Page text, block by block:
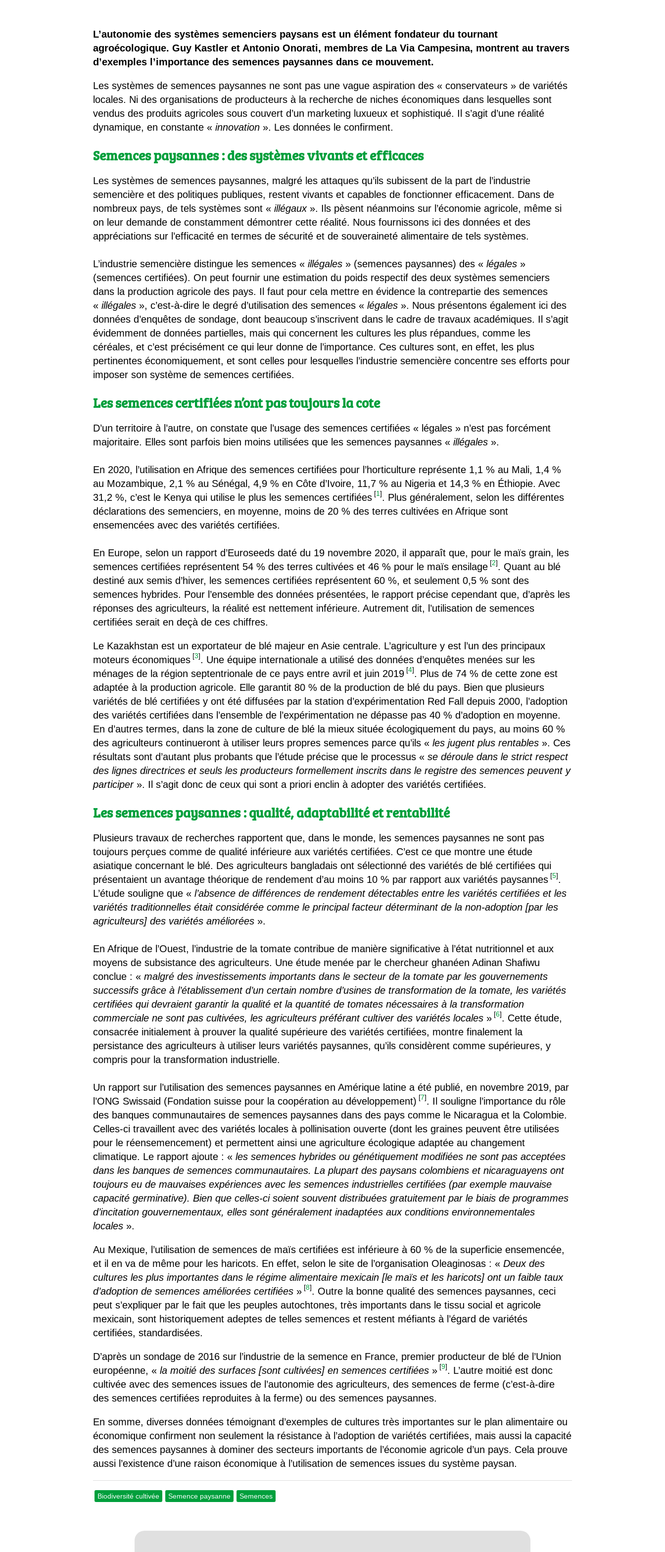
Il y a semence…. et semence
Quels sont les avantages et les inconvénients des OGM ?
L’autonomie des systèmes semenciers paysans est un élément fondateur du tournant
agroécologique. Guy Kastler et Antonio Onorati, membres de La Via Campesina, montrent au travers
d’exemples l’importance des semences paysannes dans ce mouvement.
Les systèmes de semences paysannes ne sont pas une vague aspiration des « conservateurs » de variétés
locales. Ni des organisations de producteurs à la recherche de niches économiques dans lesquelles sont
vendus des produits agricoles sous couvert d’un marketing luxueux et sophistiqué. Il s’agit d’une réalité
dynamique, en constante «innovation ». Les données le confirment.
Semences paysannes : des systèmes vivants et efficaces
Les systèmes de semences paysannes, malgré les attaques qu’ils subissent de la part de l’industrie
semencière et des politiques publiques, restent vivants et capables de fonctionner efficacement. Dans de
nombreux pays, de tels systèmes sont «illégaux». Ils pèsent néanmoins sur l’économie agricole, même si
on leur demande de constamment démontrer cette réalité. Nous fournissons ici des données et des
appréciations sur l’efficacité en termes de sécurité et de souveraineté alimentaire de tels systèmes.
L’industrie semencière distingue les semences «illégales » (semences paysannes) des «légales »
(semences certifiées). On peut fournir une estimation du poids respectif des deux systèmes semenciers
dans la production agricole des pays. Il faut pour cela mettre en évidence la contrepartie des semences
«illégales », c’est-à-dire le degré d’utilisation des semences «légales ». Nous présentons également ici des
données d’enquêtes de sondage, dont beaucoup s’inscrivent dans le cadre de travaux académiques. Il s’agit
évidemment de données partielles, mais qui concernent les cultures les plus répandues, comme les
céréales, et c’est précisément ce qui leur donne de l’importance. Ces cultures sont, en effet, les plus
pertinentes économiquement, et sont celles pour lesquelles l’industrie semencière concentre ses efforts pour
imposer son système de semences certifiées.
Les semences certifiées n’ont pas toujours la cote
D’un territoire à l’autre, on constate que l’usage des semences certifiées « légales » n’est pas forcément
majoritaire. Elles sont parfois bien moins utilisées que les semences paysannes «illégales ».
En 2020, l’utilisation en Afrique des semences certifiées pour l’horticulture représente 1,1 % au Mali, 1,4 %
au Mozambique, 2,1 % au Sénégal, 4,9 % en Côte d’Ivoire, 11,7 % au Nigeria et 14,3 % en Éthiopie. Avec
31,2 %, c’est le Kenya qui utilise le plus les semences certifiées [1]. Plus généralement, selon les différentes
déclarations des semenciers, en moyenne, moins de 20 % des terres cultivées en Afrique sont
ensemencées avec des variétés certifiées.
En Europe, selon un rapport d’Euroseeds daté du 19 novembre 2020, il apparaît que, pour le maïs grain, les
semences certifiées représentent 54 % des terres cultivées et 46 % pour le maïs ensilage [2]. Quant au blé
destiné aux semis d’hiver, les semences certifiées représentent 60 %, et seulement 0,5 % sont des
semences hybrides. Pour l’ensemble des données présentées, le rapport précise cependant que, d’après les
réponses des agriculteurs, la réalité est nettement inférieure. Autrement dit, l’utilisation de semences
certifiées serait en deçà de ces chiffres.
Le Kazakhstan est un exportateur de blé majeur en Asie centrale. L’agriculture y est l’un des principaux
moteurs économiques [3]. Une équipe internationale a utilisé des données d’enquêtes menées sur les
ménages de la région septentrionale de ce pays entre avril et juin 2019 [4]. Plus de 74 % de cette zone est
adaptée à la production agricole. Elle garantit 80 % de la production de blé du pays. Bien que plusieurs
variétés de blé certifiées y ont été diffusées par la station d’expérimentation Red Fall depuis 2000, l’adoption
des variétés certifiées dans l’ensemble de l’expérimentation ne dépasse pas 40 % d’adoption en moyenne.
En d’autres termes, dans la zone de culture de blé la mieux située écologiquement du pays, au moins 60 %
des agriculteurs continueront à utiliser leurs propres semences parce qu’ils «les jugent plus rentables ». Ces
résultats sont d’autant plus probants que l’étude précise que le processus «se déroule dans le strict respect
des lignes directrices et seuls les producteurs formellement inscrits dans le registre des semences peuvent y
participer». Il s’agit donc de ceux qui sont a priori enclin à adopter des variétés certifiées.
Les semences paysannes : qualité, adaptabilité et rentabilité
Plusieurs travaux de recherches rapportent que, dans le monde, les semences paysannes ne sont pas
toujours perçues comme de qualité inférieure aux variétés certifiées. C’est ce que montre une étude
asiatique concernant le blé. Des agriculteurs bangladais ont sélectionné des variétés de blé certifiées qui
présentaient un avantage théorique de rendement d’au moins 10 % par rapport aux variétés paysannes [5].
L’étude souligne que «l’absence de différences de rendement détectables entre les variétés certifiées et les
variétés traditionnelles était considérée comme le principal facteur déterminant de la non-adoption [par les
agriculteurs] des variétés améliorées ».
En Afrique de l’Ouest, l’industrie de la tomate contribue de manière significative à l’état nutritionnel et aux
moyens de subsistance des agriculteurs. Une étude menée par le chercheur ghanéen Adinan Shafiwu
conclue : «malgré des investissements importants dans le secteur de la tomate par les gouvernements
successifs grâce à l’établissement d’un certain nombre d’usines de transformation de la tomate, les variétés
certifiées qui devraient garantir la qualité et la quantité de tomates nécessaires à la transformation
commerciale ne sont pas cultivées, les agriculteurs préférant cultiver des variétés locales » [6]. Cette étude,
consacrée initialement à prouver la qualité supérieure des variétés certifiées, montre finalement la
persistance des agriculteurs à utiliser leurs variétés paysannes, qu’ils considèrent comme supérieures, y
compris pour la transformation industrielle.
Un rapport sur l’utilisation des semences paysannes en Amérique latine a été publié, en novembre 2019, par
l’ONG Swissaid (Fondation suisse pour la coopération au développement) [7]. Il souligne l’importance du rôle
des banques communautaires de semences paysannes dans des pays comme le Nicaragua et la Colombie.
Celles-ci travaillent avec des variétés locales à pollinisation ouverte (dont les graines peuvent être utilisées
pour le réensemencement) et permettent ainsi une agriculture écologique adaptée au changement
climatique. Le rapport ajoute : «les semences hybrides ou génétiquement modifiées ne sont pas acceptées
dans les banques de semences communautaires. La plupart des paysans colombiens et nicaraguayens ont
toujours eu de mauvaises expériences avec les semences industrielles certifiées (par exemple mauvaise
capacité germinative). Bien que celles-ci soient souvent distribuées gratuitement par le biais de programmes
d’incitation gouvernementaux, elles sont généralement inadaptées aux conditions environnementales
locales ».
Au Mexique, l’utilisation de semences de maïs certifiées est inférieure à 60 % de la superficie ensemencée,
et il en va de même pour les haricots. En effet, selon le site de l’organisation Oleaginosas : «Deux des
cultures les plus importantes dans le régime alimentaire mexicain [le maïs et les haricots] ont un faible taux
d’adoption de semences améliorées certifiées » [8]. Outre la bonne qualité des semences paysannes, ceci
peut s’expliquer par le fait que les peuples autochtones, très importants dans le tissu social et agricole
mexicain, sont historiquement adeptes de telles semences et restent méfiants à l’égard de variétés
certifiées, standardisées.
D’après un sondage de 2016 sur l’industrie de la semence en France, premier producteur de blé de l’Union
européenne, «la moitié des surfaces [sont cultivées] en semences certifiées » [9]. L’autre moitié est donc
cultivée avec des semences issues de l’autonomie des agriculteurs, des semences de ferme (c’est-à-dire
des semences certifiées reproduites à la ferme) ou des semences paysannes.
En somme, diverses données témoignant d’exemples de cultures très importantes sur le plan alimentaire ou
économique confirment non seulement la résistance à l’adoption de variétés certifiées, mais aussi la capacité
des semences paysannes à dominer des secteurs importants de l’économie agricole d’un pays. Cela prouve
aussi l’existence d’une raison économique à l’utilisation de semences issues du système paysan.
Biodiversité cultivée Semence paysanne Semences